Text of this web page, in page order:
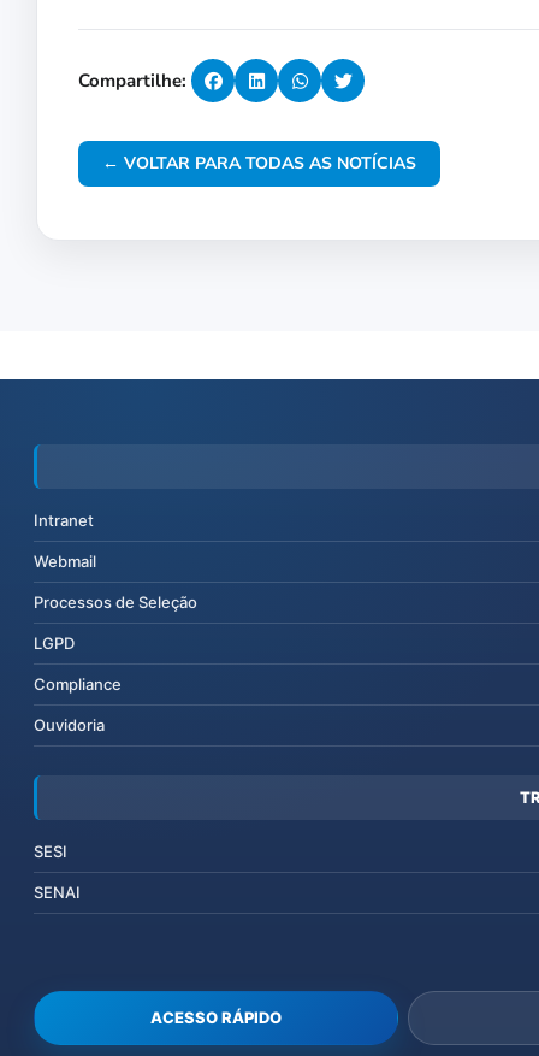
Compartilhe:
← VOLTAR PARA TODAS AS NOTÍCIAS
Intranet
Webmail
Processos de Seleção
LGPD
Compliance
Ouvidoria
SESI
SENAI
ACESSO RÁPIDO